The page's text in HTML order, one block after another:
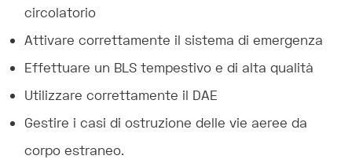
circolatorio
Attivare correttamente il sistema di emergenza
Effettuare un BLS tempestivo e di alta qualità
Utilizzare correttamente il DAE
Gestire i casi di ostruzione delle vie aeree da
corpo estraneo.